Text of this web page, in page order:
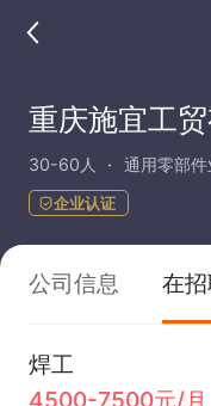
重庆施宜工
30-60人 通用零部件
企业认证
公司信息 在招
焊工